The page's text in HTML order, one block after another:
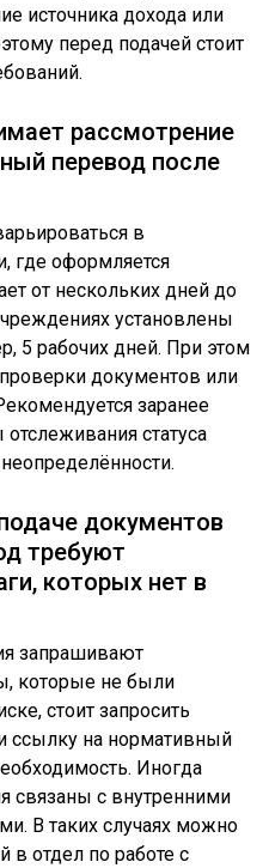
источника дохода или
перед подачей стоит
рассмотрение
перевод после
в
где оформляется
от нескольких дней до
установлены
5 рабочих дней. При этом
документов или
заранее
статуса
документов
требуют
которых нет в
запрашивают
которые не были
стоит запросить
ссылку на нормативный
Иногда
связаны с внутренними
В таких случаях можно
в отдел по работе с